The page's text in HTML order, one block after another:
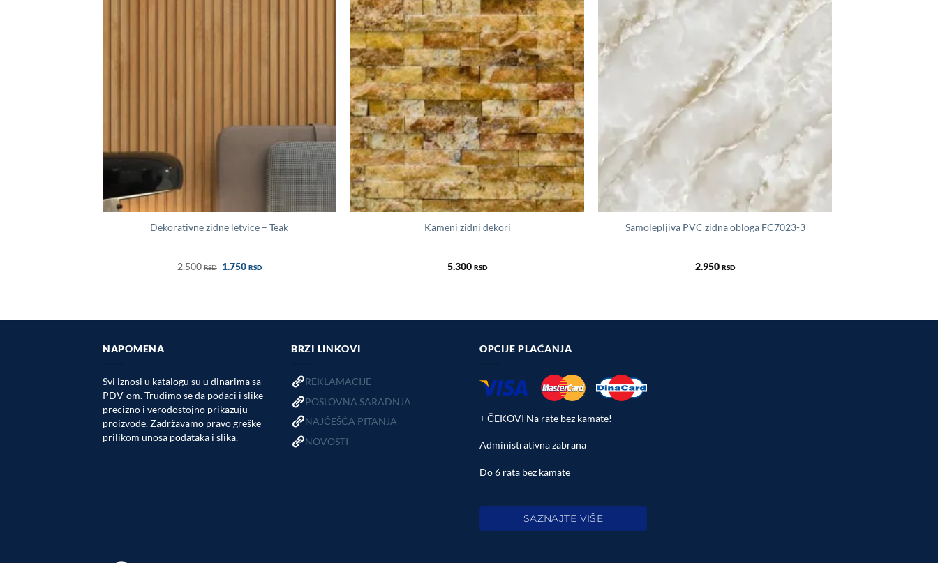
Dekorativne zidne letvice – Teak
2.500RSD
Оригинална
1.750RSDТренутна
Kameni zidni dekori
5.300RSD
Samolepljiva PVC zidna obloga FC7023-3
2.950RSD
NAPOMENA
Svi iznosi u katalogu su u dinarima sa
PDV-om. Trudimo se da podaci i slike
precizno i verodostojno prikazuju
proizvode. Zadržavamo pravo greške
prilikom unosa podataka i slika.
BRZI LINKOVI
REKLAMACIJE
POSLOVNA SARADNJA
NAJČEŠĆA PITANJA
NOVOSTI
OPCIJE PLAĆANJA
+ ČEKOVI Na rate bez kamate!
Administrativna zabrana
Do 6 rata bez kamate
SAZNAJTE VIŠE